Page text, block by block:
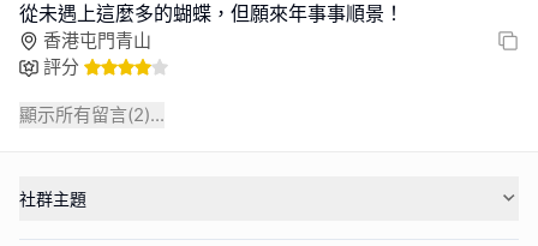
從未遇上這麼多的蝴蝶，但願來年事事順景！
香港屯門青山
評分
顯示所有留言(2)...
社群主題